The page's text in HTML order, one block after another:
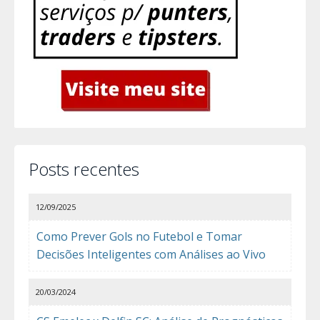
Posts recentes
Como Prever Gols no Futebol e Tomar
Decisões Inteligentes com Análises ao Vivo
12/09/2025
20/03/2024